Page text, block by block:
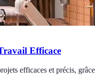
Efficace
efficaces et précis,